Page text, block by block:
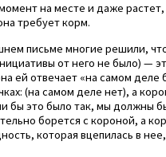
на месте и даже
требует корм.
письме многие решили,
от него не было) —
ей отвечает «на самом деле
(на самом деле нет), а
бы это было так, мы должны
борется с короной, а
которая вцепилась в